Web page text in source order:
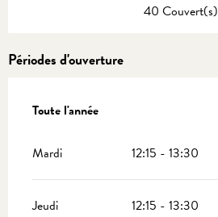
40 Couvert(s)
Périodes d'ouverture
Toute l'année
Toute l'année
Mardi 12:15 - 13:30
Jeudi 12:15 - 13:30